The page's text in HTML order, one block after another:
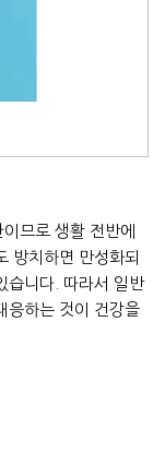
므로 생활 전반에
방치하면 만성화되
습니다. 따라서 일반
응하는 것이 건강을